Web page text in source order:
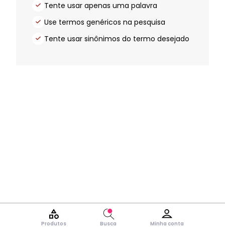
Produtos Busca Minha conta
Tente usar apenas uma palavra
Use termos genéricos na pesquisa
Tente usar sinônimos do termo desejado